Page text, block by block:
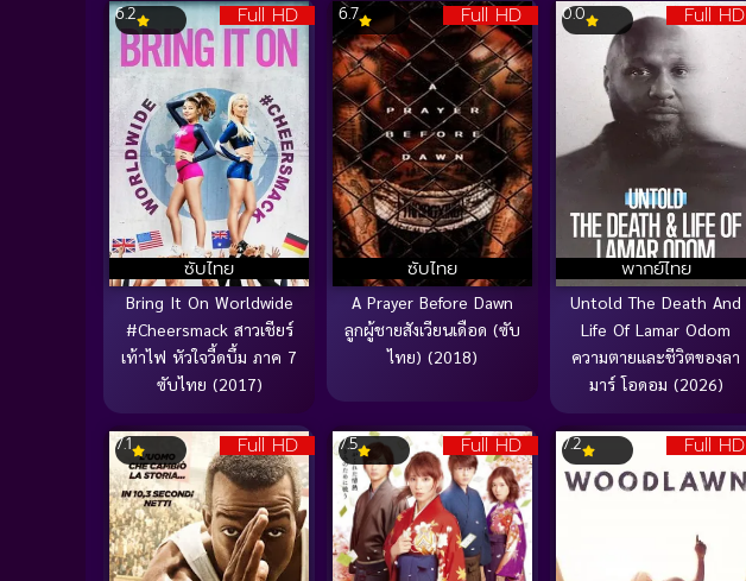
Full HD
ซับไทย
6.2
Bring It On Worldwide
#Cheersmack สาวเชียร์
เท้าไฟ หัวใจวี้ดบึ้ม ภาค 7
ซับไทย (2017)
Full HD
ซับไทย
6.7
A Prayer Before Dawn
ลูกผู้ชายสังเวียนเดือด (ซับ
ไทย) (2018)
Full HD
พากย์ไทย
0.0
Untold The Death And
Life Of Lamar Odom
ความตายและชีวิตของลา
มาร์ โอดอม (2026)
Full HD
7.1 Full HD
7.5 Full HD
7.2